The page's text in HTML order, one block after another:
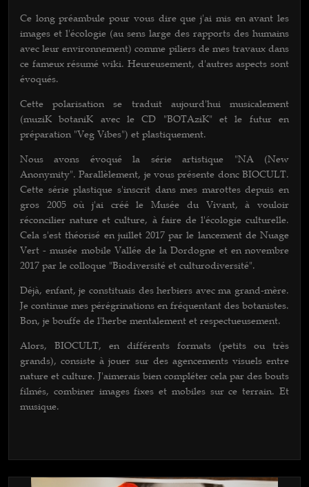
Ce long préambule pour vous dire que j'ai mis en avant les
images et l'écologie (au sens large des rapports des humains
avec leur environnement) comme piliers de mes travaux dans
ce fameux résumé wiki. Heureusement, d'autres aspects sont
évoqués.
Cette polarisation se traduit aujourd'hui musicalement
(muziK botaniK avec le CD "BOTAziK" et le futur en
préparation "Veg Vibes") et plastiquement.
Nous avons évoqué la série artistique "NA (New
Anonymity". Parallèlement, je vous présente donc BIOCULT.
Cette série plastique s'inscrit dans mes marottes depuis en
gros 2005 où j'ai créé le Musée du Vivant, à vouloir
réconcilier nature et culture, à faire de l'écologie culturelle.
Cela s'est théorisé en juillet 2017 par le lancement de Nuage
Vert - musée mobile Vallée de la Dordogne et en novembre
2017 par le colloque "Biodiversité et culturodiversité".
Déjà, enfant, je constituais des herbiers avec ma grand-mère.
Je continue mes pérégrinations en fréquentant des botanistes.
Bon, je bouffe de l'herbe mentalement et respectueusement.
Alors, BIOCULT, en différents formats (petits ou très
grands), consiste à jouer sur des agencements visuels entre
nature et culture. J'aimerais bien compléter cela par des bouts
filmés, combiner images fixes et mobiles sur ce terrain. Et
musique.